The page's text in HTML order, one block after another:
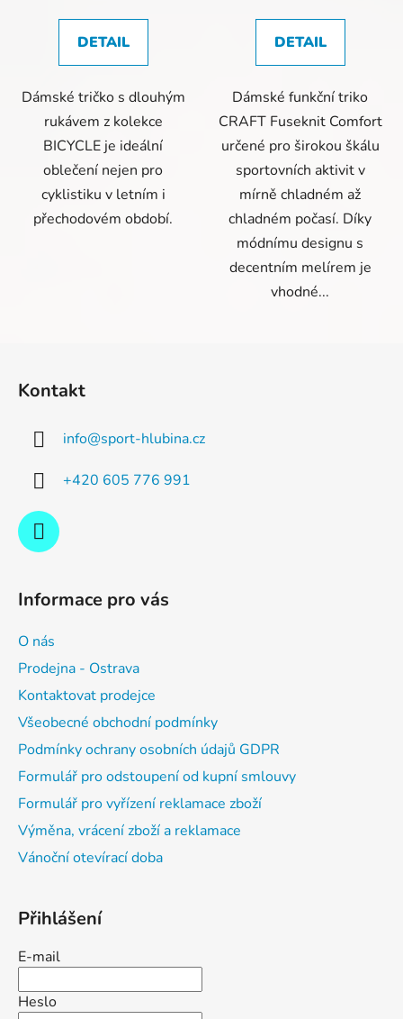
DETAIL
Dámské tričko s dlouhým
rukávem z kolekce
BICYCLE je ideální
oblečení nejen pro
cyklistiku v letním i
přechodovém období.
DETAIL
Dámské funkční triko
CRAFT Fuseknit Comfort
určené pro širokou škálu
sportovních aktivit v
mírně chladném až
chladném počasí. Díky
módnímu designu s
decentním melírem je
vhodné...
Kontakt
info@sport-hlubina.cz
+420 605 776 991
Informace pro vás
O nás
Prodejna - Ostrava
Kontaktovat prodejce
Všeobecné obchodní podmínky
Podmínky ochrany osobních údajů GDPR
Formulář pro odstoupení od kupní smlouvy
Formulář pro vyřízení reklamace zboží
Výměna, vrácení zboží a reklamace
Vánoční otevírací doba
Přihlášení
E-mail
Heslo